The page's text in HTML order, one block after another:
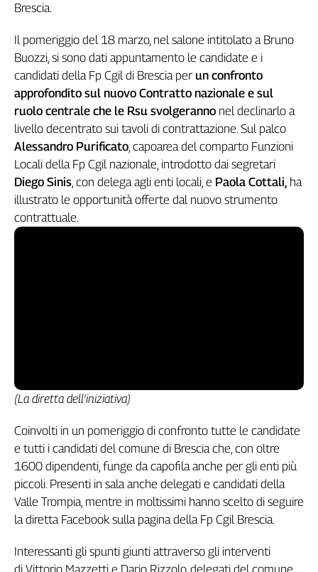
di
il
sangue
ragione
120
anni
Cgil
Collettiva
Academy
Collettiva
Play
Rubriche
Linea
Economica
It
Easy
Inserti
Idea
Diffusa
Le
Brescia.
Il pomeriggio del 18 marzo, nel salone intitolato a Bruno
Buozzi, si sono dati appuntamento le candidate e i
candidati della Fp Cgil di Brescia per un confronto
approfondito sul nuovo Contratto nazionale e sul
ruolo centrale che le Rsu svolgeranno nel declinarlo a
livello decentrato sui tavoli di contrattazione. Sul palco
Alessandro Purificato, capoarea del comparto Funzioni
Locali della Fp Cgil nazionale, introdotto dai segretari
Diego Sinis, con delega agli enti locali, e Paola Cottali, ha
illustrato le opportunità offerte dal nuovo strumento
contrattuale.
(La diretta dell'iniziativa)
Coinvolti in un pomeriggio di confronto tutte le candidate
e tutti i candidati del comune di Brescia che, con oltre
1600 dipendenti, funge da capofila anche per gli enti più
piccoli. Presenti in sala anche delegati e candidati della
Valle Trompia, mentre in moltissimi hanno scelto di seguire
la diretta Facebook sulla pagina della Fp Cgil Brescia.
Interessanti gli spunti giunti attraverso gli interventi
di Vittorio Mazzetti e Dario Rizzolo, delegati del comune